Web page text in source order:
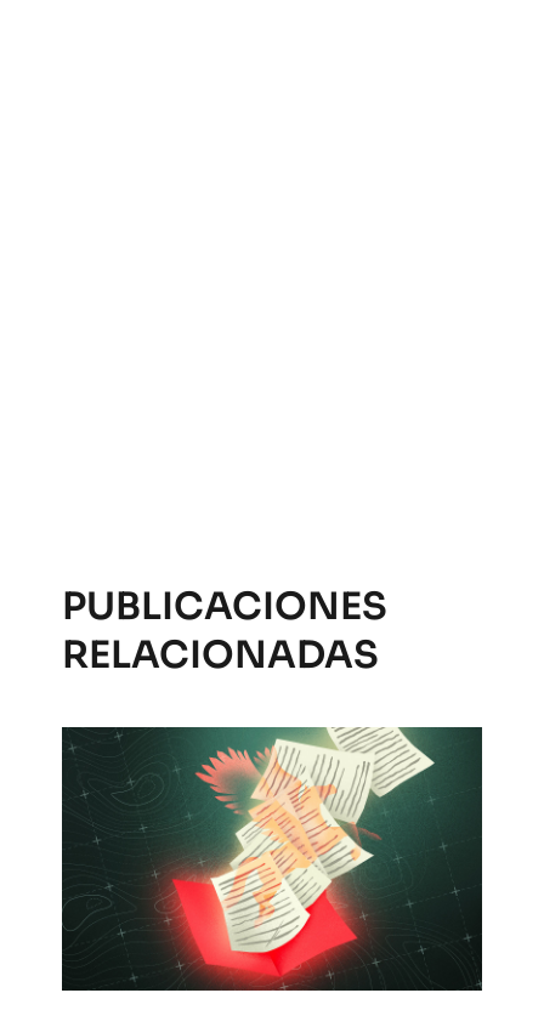
PUBLICACIONES
RELACIONADAS